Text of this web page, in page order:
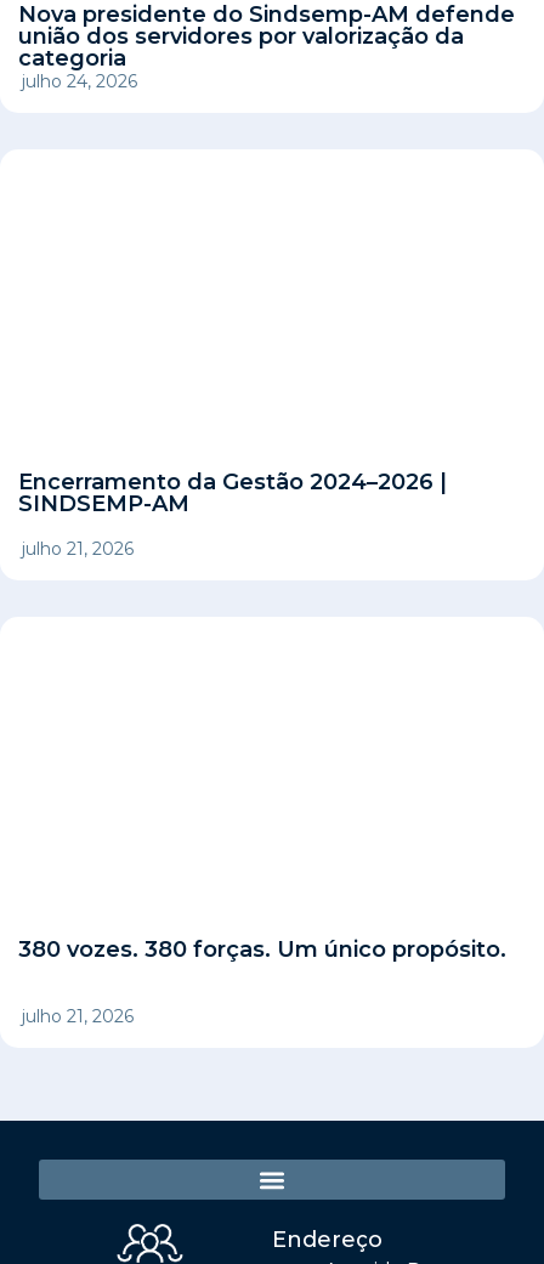
Nova presidente do Sindsemp-AM defende
união dos servidores por valorização da
categoria
julho 24, 2026
Encerramento da Gestão 2024–2026 |
SINDSEMP-AM
julho 21, 2026
380 vozes. 380 forças. Um único propósito.
julho 21, 2026
Endereço